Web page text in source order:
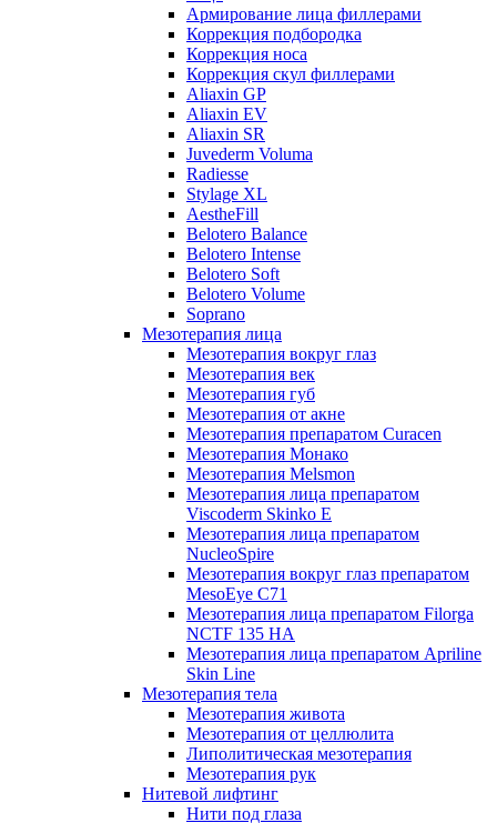
Армирование лица филлерами
Коррекция подбородка
Коррекция носа
Коррекция скул филлерами
Aliaxin GP
Aliaxin EV
Aliaxin SR
Juvederm Voluma
Radiesse
Stylage XL
AestheFill
Belotero Balance
Belotero Intense
Belotero Soft
Belotero Volume
Soprano
Мезотерапия лица
Мезотерапия вокруг глаз
Мезотерапия век
Мезотерапия губ
Мезотерапия от акне
Мезотерапия препаратом Curacen
Мезотерапия Монако
Мезотерапия Melsmon
Мезотерапия лица препаратом
Viscoderm Skinko E
Мезотерапия лица препаратом
NucleoSpire
Мезотерапия вокруг глаз препаратом
MesoEye С71
Мезотерапия лица препаратом Filorga
NCTF 135 HA
Мезотерапия лица препаратом Apriline
Skin Line
Мезотерапия тела
Мезотерапия живота
Мезотерапия от целлюлита
Липолитическая мезотерапия
Мезотерапия рук
Нитевой лифтинг
Нити под глаза